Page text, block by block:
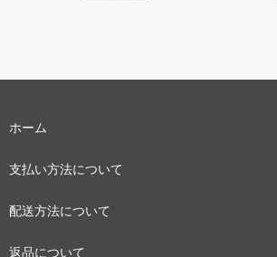
ホーム
支払い方法について
配送方法について
返品について